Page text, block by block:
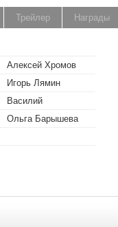
Трейлер Награды
Алексей Хромов
Игорь Лямин
Василий
Ольга Барышева